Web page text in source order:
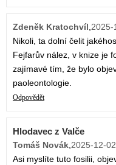
Zdeněk Kratochvíl,2025-
Nikoli, ta dolní čelit
Fejfarův nález, v knize je
zajímavé tím, že bylo
paoleontologie.
Odpovědět
Hlodavec z Valče
Tomáš Novák,2025-12-
Asi myslíte tuto fosilii,